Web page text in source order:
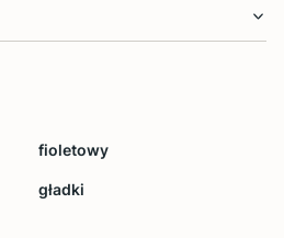
fioletowy
gładki